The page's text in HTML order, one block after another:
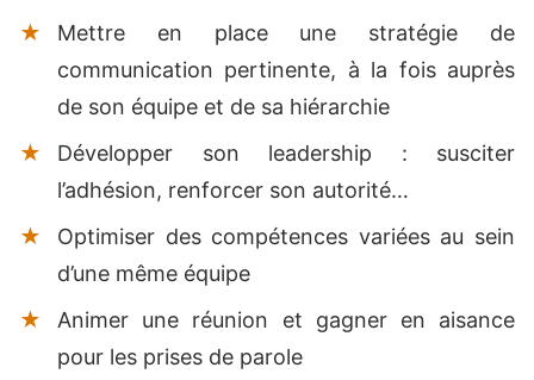
Mettre en place une stratégie de
communication pertinente, à la fois auprès
de son équipe et de sa hiérarchie
Développer son leadership : susciter
l’adhésion, renforcer son autorité…
Optimiser des compétences variées au sein
d’une même équipe
Animer une réunion et gagner en aisance
pour les prises de parole